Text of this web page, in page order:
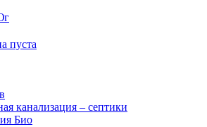
пуста
канализация – септики
Био